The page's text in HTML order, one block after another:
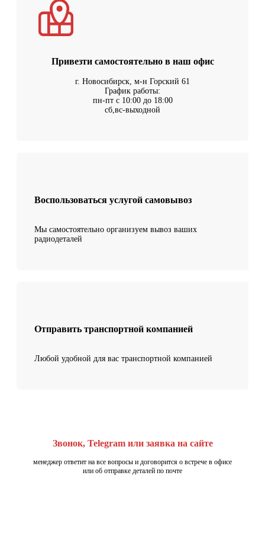
Привезти самостоятельно в наш офис
г. Новосибирск, м-н Горский 61
График работы:
пн-пт с 10:00 до 18:00
сб,вс-выходной
Воспользоваться услугой самовывоз
Мы самостоятельно организуем вывоз ваших
радиодеталей
Отправить транспортной компанией
Любой удобной для вас транспортной компанией
Звонок, Telegram или заявка на сайте
менеджер ответит на все вопросы и договорится о встрече в офисе
или об отправке деталей по почте